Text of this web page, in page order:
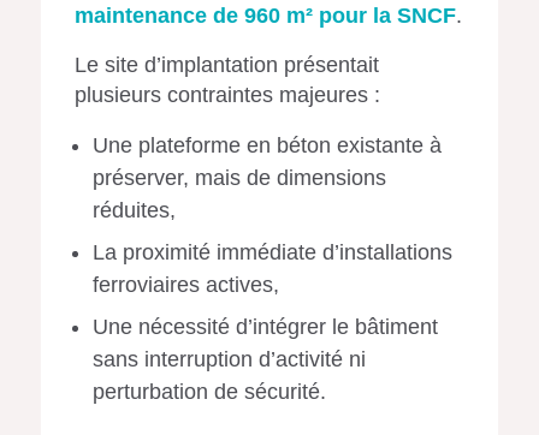
maintenance de 960 m² pour la SNCF.
Le site d’implantation présentait
plusieurs contraintes majeures :
Une plateforme en béton existante à
préserver, mais de dimensions
réduites,
La proximité immédiate d’installations
ferroviaires actives,
Une nécessité d’intégrer le bâtiment
sans interruption d’activité ni
perturbation de sécurité.